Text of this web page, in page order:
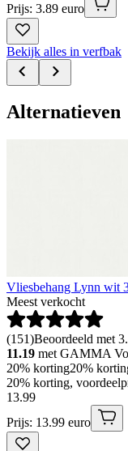
Prijs: 3.89 euro
Bekijk alles in verfbak
Alternatieven
Vliesbehang Lynn wit
Meest verkocht
(151)Beoordeeld met
11.19 met GAMMA
20% korting20%
20% korting,
13.99
Prijs: 13.99 euro